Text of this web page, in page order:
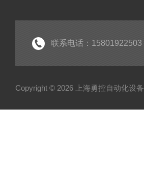
联系电话：15801922503
Copyright © 2026 上海勇控自动化设